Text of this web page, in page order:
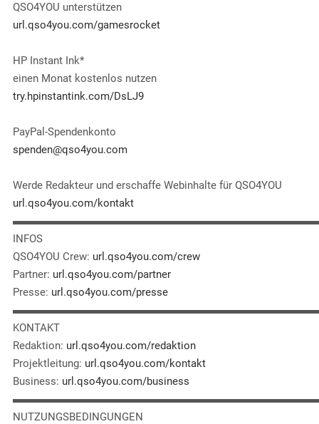
QSO4YOU unterstützen
url.qso4you.com/gamesrocket
HP Instant Ink*
einen Monat kostenlos nutzen
try.hpinstantink.com/DsLJ9
PayPal-Spendenkonto
spenden@qso4you.com
Werde Redakteur und erschaffe Webinhalte für QSO4YOU
url.qso4you.com/kontakt
INFOS
QSO4YOU Crew: url.qso4you.com/crew
Partner: url.qso4you.com/partner
Presse: url.qso4you.com/presse
KONTAKT
Redaktion: url.qso4you.com/redaktion
Projektleitung: url.qso4you.com/kontakt
Business: url.qso4you.com/business
NUTZUNGSBEDINGUNGEN